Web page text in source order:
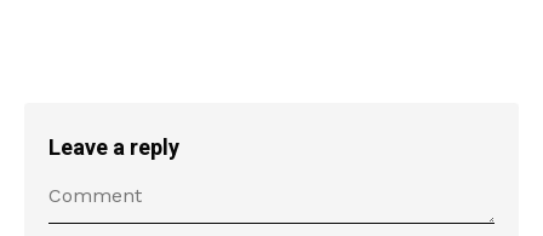
Leave a reply